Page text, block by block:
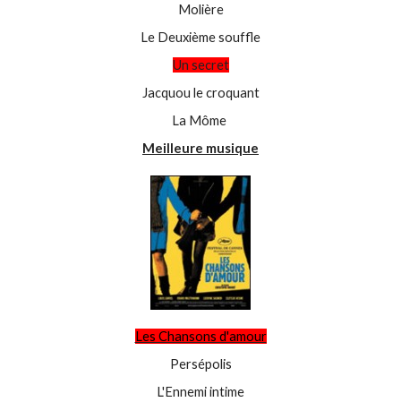
Molière
Le Deuxième souffle
Un secret
Jacquou le croquant
La Môme
Meilleure musique
Les Chansons d'amour
Persépolis
L'Ennemi intime